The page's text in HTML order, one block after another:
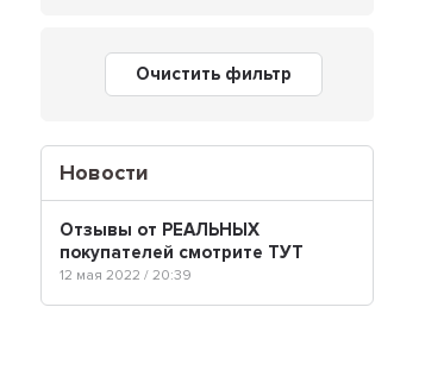
Очистить фильтр
Новости
Отзывы от РЕАЛЬНЫХ
покупателей смотрите ТУТ
12 мая 2022 / 20:39